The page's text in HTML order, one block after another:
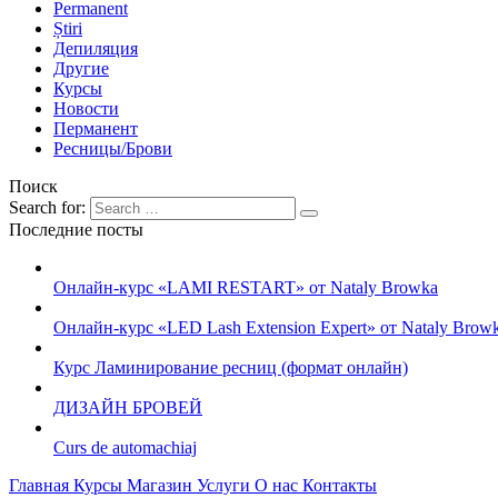
Permanent
Știri
Депиляция
Другие
Курсы
Новости
Перманент
Ресницы/Брови
Поиск
Search for:
Последние посты
Онлайн-курс «LAMI RESTART» от Nataly Browka
Онлайн-курс «LED Lash Extension Expert» от Nataly
Курс Ламинирование ресниц (формат онлайн)
ДИЗАЙН БРОВЕЙ
Curs de automachiaj
Главная Курсы Магазин Услуги О нас Контакты